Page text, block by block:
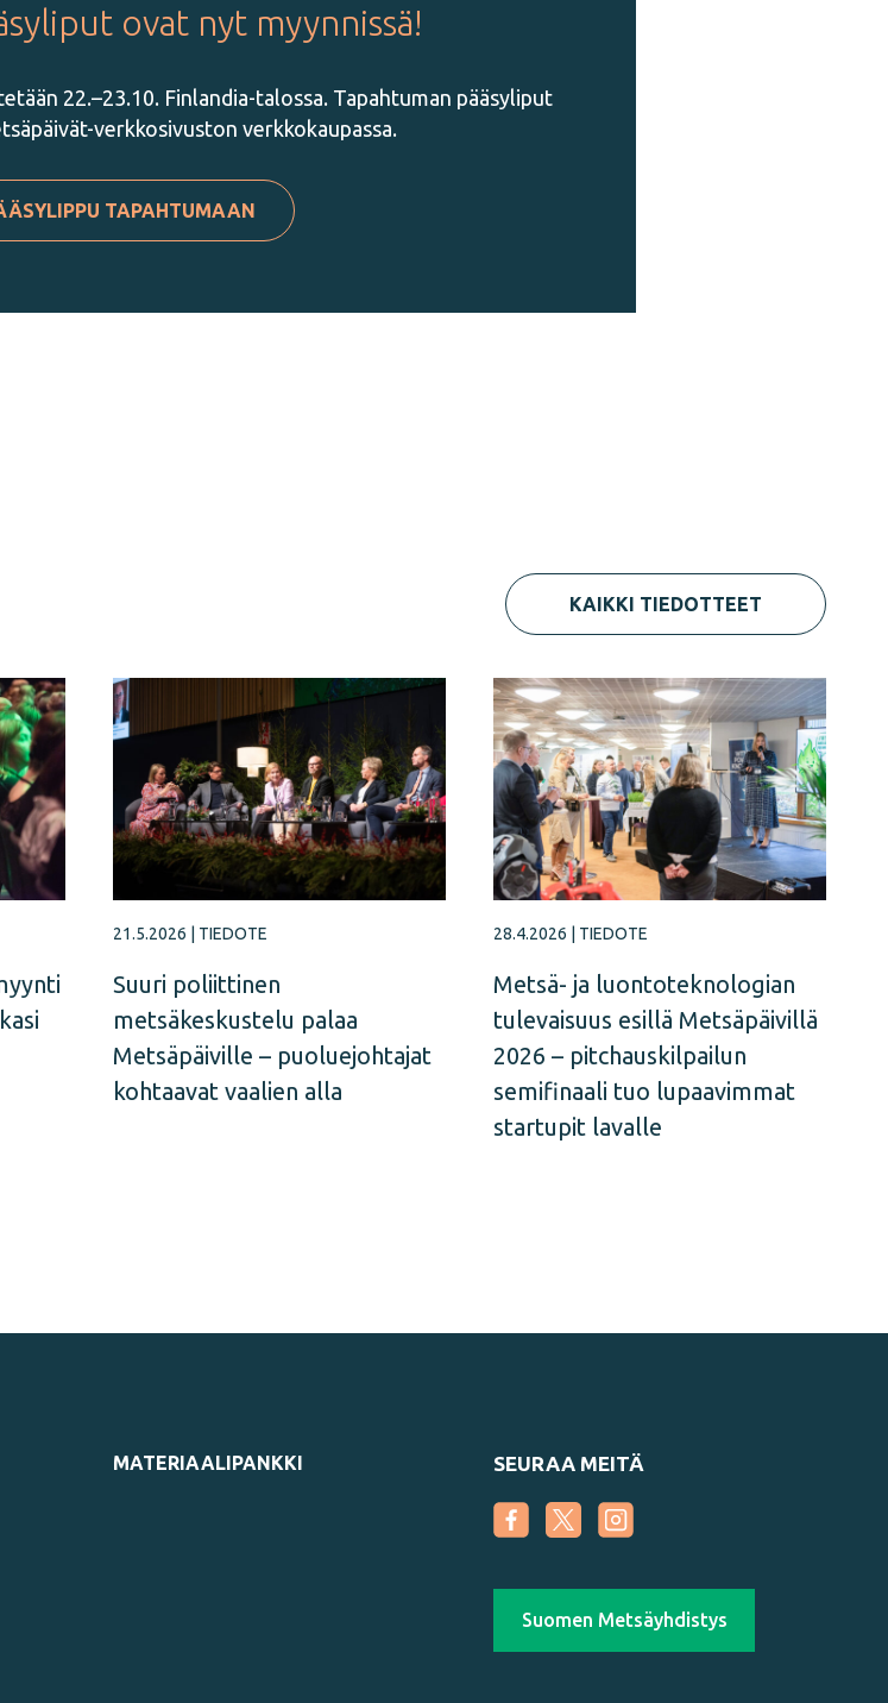
ovat nyt myynnissä!
22.–23.10. Finlandia-talossa. Tapahtuman pääsyliput
verkkosivuston verkkokaupassa.
TAPAHTUMAAN
21.5.2026 TIEDOTE
Suuri poliittinen
metsäkeskustelu palaa
Metsäpäiville – puoluejohtajat
kohtaavat vaalien alla
28.4.2026 TIEDOTE
Metsä- ja luontoteknologian
tulevaisuus esillä Metsäpäivillä
2026 – pitchauskilpailun
semifinaali tuo lupaavimmat
startupit lavalle
KAIKKI TIEDOTTEET
MATERIAALIPANKKI SEURAA MEITÄ
Suomen Metsäyhdistys